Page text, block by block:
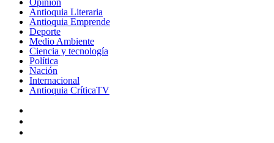
Antioquia Literaria
Antioquia Emprende
Deporte
Medio Ambiente
Ciencia y tecnología
Política
Nación
Internacional
Antioquia CríticaTV